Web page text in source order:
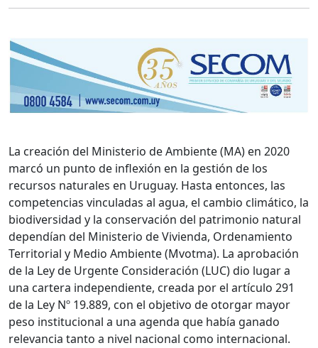
La creación del Ministerio de Ambiente (MA) en 2020
marcó un punto de inflexión en la gestión de los
recursos naturales en Uruguay. Hasta entonces, las
competencias vinculadas al agua, el cambio climático, la
biodiversidad y la conservación del patrimonio natural
dependían del Ministerio de Vivienda, Ordenamiento
Territorial y Medio Ambiente (Mvotma). La aprobación
de la Ley de Urgente Consideración (LUC) dio lugar a
una cartera independiente, creada por el artículo 291
de la Ley Nº 19.889, con el objetivo de otorgar mayor
peso institucional a una agenda que había ganado
relevancia tanto a nivel nacional como internacional.